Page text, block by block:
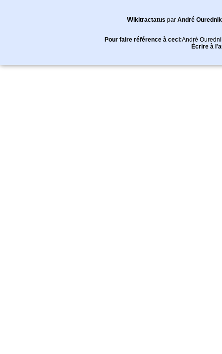
Wikitractatus par André Ourednik
Pour faire référence à ceci:André
Écrire à